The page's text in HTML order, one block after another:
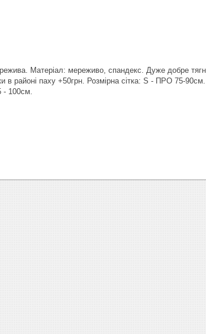
Матеріал: мереживо, спандекс. Дуже добре
в районі паху +50грн. Розмірна сітка: S - ПРО 75-
- 100см.